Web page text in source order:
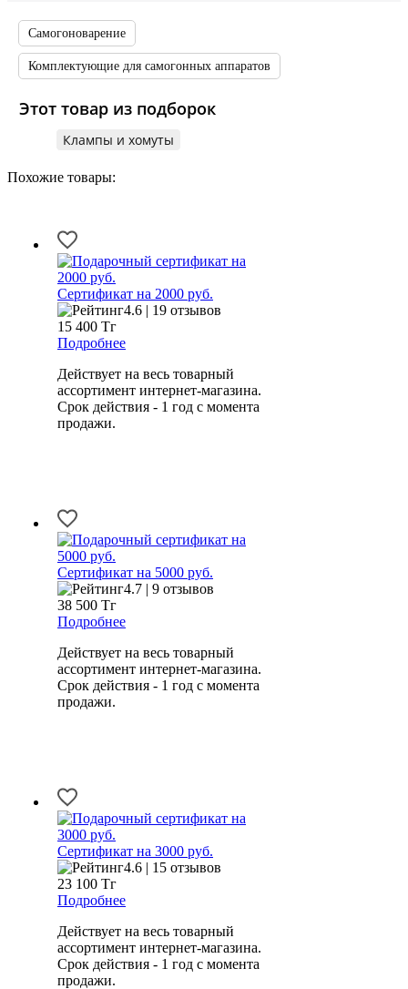
Самогоноварение
Комплектующие для самогонных аппаратов
Этот товар из подборок
Клампы и хомуты
Похожие товары:
Сертификат на 2000 руб.
4.6 | 19 отзывов
15 400 Тг
Подробнее
Действует на весь товарный
ассортимент интернет-магазина.
Срок действия - 1 год с момента
продажи.
Сертификат на 5000 руб.
4.7 | 9 отзывов
38 500 Тг
Подробнее
Действует на весь товарный
ассортимент интернет-магазина.
Срок действия - 1 год с момента
продажи.
Сертификат на 3000 руб.
4.6 | 15 отзывов
23 100 Тг
Подробнее
Действует на весь товарный
ассортимент интернет-магазина.
Срок действия - 1 год с момента
продажи.